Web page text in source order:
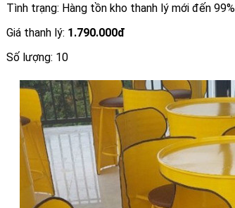
Tình trạng: Hàng tồn kho thanh lý mới đến 99%
Giá thanh lý: 1.790.000đ
Số lượng: 10